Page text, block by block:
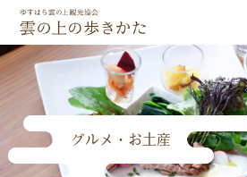
Tel.0889-
ゆすはら雲の
グルメ・お土産